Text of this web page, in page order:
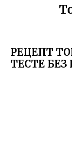
РЕЦЕПТ
ТЕСТЕ БЕЗ